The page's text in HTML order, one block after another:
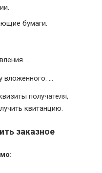
бумаги.
…
вложенного. …
получателя,
квитанцию.
заказное
: